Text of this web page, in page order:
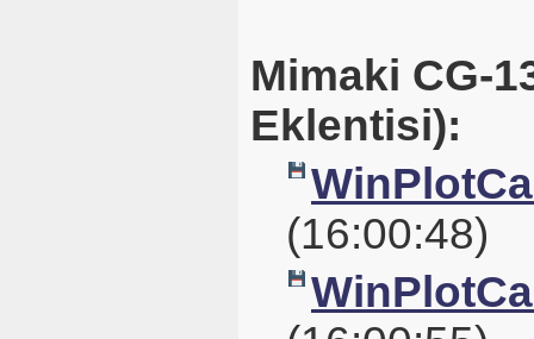
Mimaki CG-
Eklentisi):
(16:00:48)